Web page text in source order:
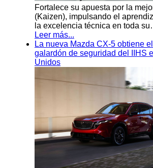
Fortalece su apuesta por la
(Kaizen), impulsando el
la excelencia técnica en toda
Leer más...
La nueva Mazda CX-5 obtiene
galardón de seguridad del IIHS
Unidos